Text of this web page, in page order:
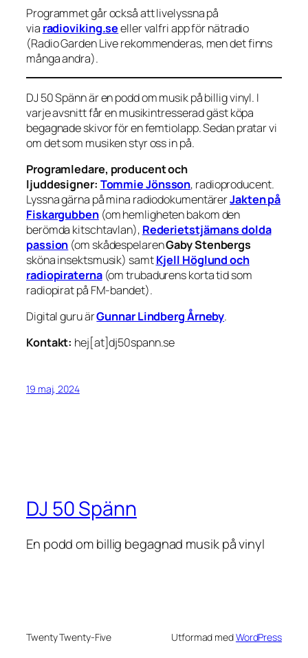
Programmet går också att livelyssna på
via radioviking.seeller valfri app för nätradio
(Radio Garden Live rekommenderas, men det finns
många andra).
DJ 50 Spänn är en podd om musik på billig vinyl. I
varje avsnitt får en musikintresserad gäst köpa
begagnade skivor för en femtiolapp. Sedan pratar vi
om det som musiken styr oss in på.
Programledare, producent och
ljuddesigner: Tommie Jönsson, radioproducent.
Lyssna gärna på mina radiodokumentärerJakten på
Fiskargubben (om hemligheten bakom den
berömda kitschtavlan), Rederietstjärnans dolda
passion (om skådespelarenGaby Stenbergs
sköna insektsmusik) samtKjell Höglund och
radiopiraterna(om trubadurens korta tid som
radiopirat på FM-bandet).
Digital guru ärGunnar Lindberg Årneby.
Kontakt: hej[at]dj50spann.se
19 maj, 2024
DJ 50 Spänn
En podd om billig begagnad musik på vinyl
Twenty Twenty-Five Utformad medWordPress